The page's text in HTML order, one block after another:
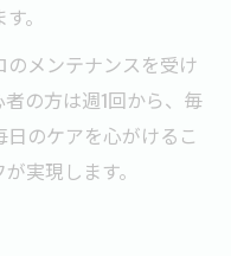
。
メンテナンスを受け
の方は週1回から、毎
のケアを心がけるこ
実現します。